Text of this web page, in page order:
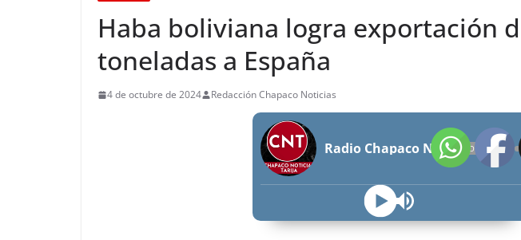
Haba boliviana logra exportación
toneladas a España
4 de octubre de 2024 Redacción Chapaco Noticias
Radio Chapaco Noticias Las 24 horas en vivo OFFLINE